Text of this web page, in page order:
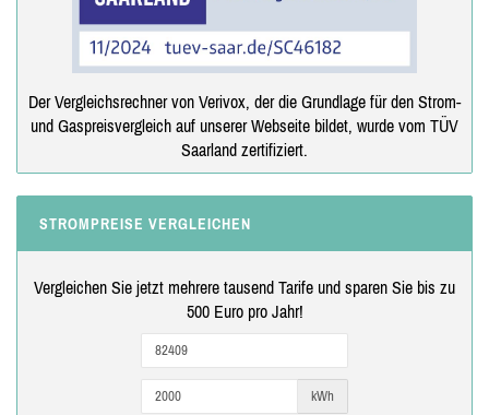
Der Vergleichsrechner von Verivox, der die Grundlage für den Strom-
und Gaspreisvergleich auf unserer Webseite bildet, wurde vom TÜV
Saarland zertifiziert.
STROMPREISE VERGLEICHEN
Vergleichen Sie jetzt mehrere tausend Tarife und sparen Sie bis zu
500 Euro pro Jahr!
kWh